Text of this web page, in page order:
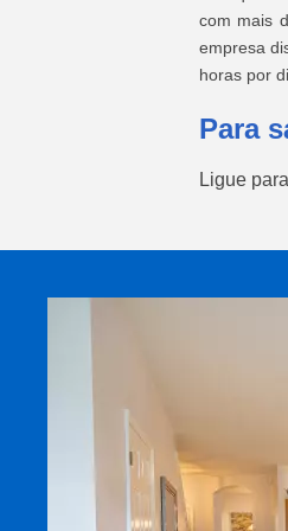
com mais
empresa
horas por
Para
Ligue para